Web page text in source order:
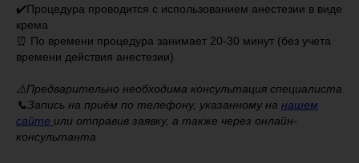
✔️Процедура проводится с использованием анестезии в виде
крема
⏰ По времени процедура занимает 20-30 минут (без учета
времени действия анестезии)
⚠️Предварительно необходима консультация специалиста
📞Запись на приём по телефону, указанному на нашем
сайте или отправив заявку, а также через онлайн-
консультанта